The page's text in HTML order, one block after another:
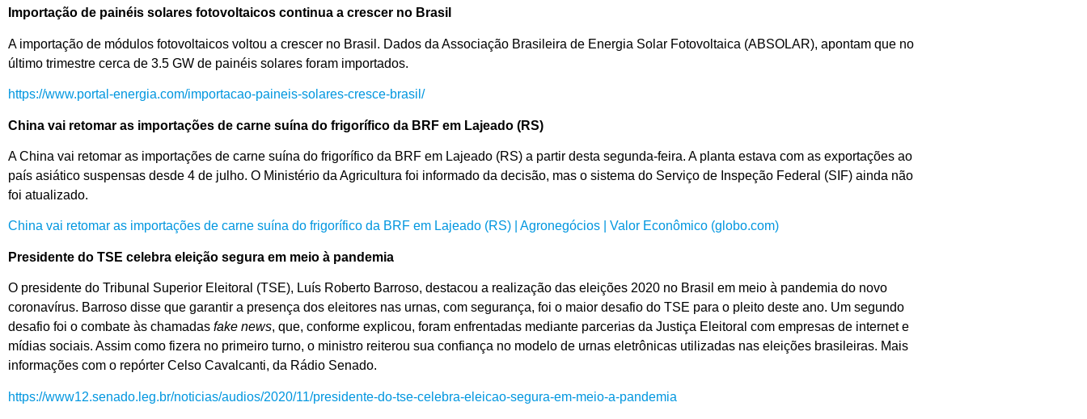
Importação de painéis solares fotovoltaicos continua a crescer no Brasil
A importação de módulos fotovoltaicos voltou a crescer no Brasil. Dados da Associação Brasileira de Energia Solar Fotovoltaica (ABSOLAR), apontam que no
último trimestre cerca de 3.5 GW de painéis solares foram importados.
https://www.portal-energia.com/importacao-paineis-solares-cresce-brasil/
China vai retomar as importações de carne suína do frigorífico da BRF em Lajeado (RS)
A China vai retomar as importações de carne suína do frigorífico da BRF em Lajeado (RS) a partir desta segunda-feira. A planta estava com as exportações ao
país asiático suspensas desde 4 de julho. O Ministério da Agricultura foi informado da decisão, mas o sistema do Serviço de Inspeção Federal (SIF) ainda não
foi atualizado.
China vai retomar as importações de carne suína do frigorífico da BRF em Lajeado (RS) | Agronegócios | Valor Econômico (globo.com)
Presidente do TSE celebra eleição segura em meio à pandemia
O presidente do Tribunal Superior Eleitoral (TSE), Luís Roberto Barroso, destacou a realização das eleições 2020 no Brasil em meio à pandemia do novo
coronavírus. Barroso disse que garantir a presença dos eleitores nas urnas, com segurança, foi o maior desafio do TSE para o pleito deste ano. Um segundo
desafio foi o combate às chamadas fake news, que, conforme explicou, foram enfrentadas mediante parcerias da Justiça Eleitoral com empresas de internet e
mídias sociais. Assim como fizera no primeiro turno, o ministro reiterou sua confiança no modelo de urnas eletrônicas utilizadas nas eleições brasileiras. Mais
informações com o repórter Celso Cavalcanti, da Rádio Senado.
https://www12.senado.leg.br/noticias/audios/2020/11/presidente-do-tse-celebra-eleicao-segura-em-meio-a-pandemia